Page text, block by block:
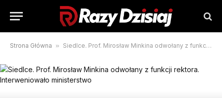
Strona Główna » Siedlce. Prof. Mirosław Minkina odwołany z funkcji rektora. Interweniowało ministerstwo